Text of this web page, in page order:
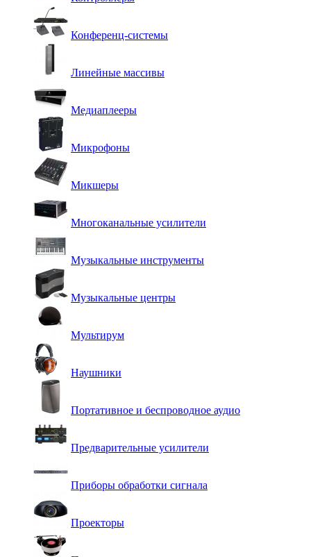
Конференц-системы
Линейные массивы
Медиаплееры
Микрофоны
Микшеры
Многоканальные усилители
Музыкальные инструменты
Музыкальные центры
Мультирум
Наушники
Портативное и беспроводное аудио
Предварительные усилители
Приборы обработки сигнала
Проекторы